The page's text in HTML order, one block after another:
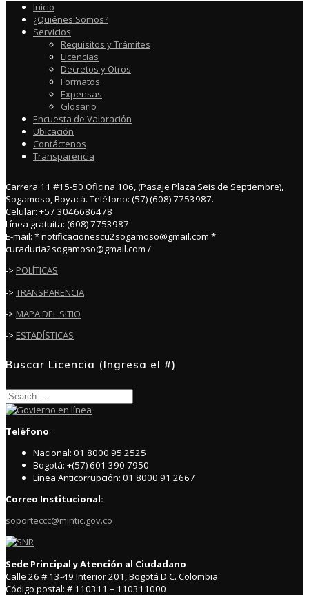
Inicio
¿Quiénes Somos?
Servicios
Requisitos y Trámites
Licencias
Decretos y Otros
Formatos
Expensas
Glosario
Encuesta de Valoración
Ubicación
Contáctenos
Transparencia
Carrera 11 #15-50 Oficina 106, (Pasaje Plaza Seis de Septiembre),
Sogamoso, Boyacá. Teléfono: (57) (608) 7753987.
Celular: +57 3046686478
Línea gratuita: (608) 7753987
E-mail: * notificacionescu2sogamoso@gmail.com *
curaduria2sogamoso@gmail.com /
-> POLÍTICAS
-> TRANSPARENCIA
-> MAPA DEL SITIO
-> ESTADÍSTICAS
Buscar Licencia (Ingresa el #)
Search
for:
Teléfono:
Nacional: 01 8000 95 2525
Bogotá: +(57) 601 390 7950
Línea Anticorrupción: 01 8000 91 2667
Correo Institucional:
soporteccc@mintic.gov.co
Sede Principal y Atención al Ciudadano
Calle 26 # 13-49 Interior 201, Bogotá D.C. Colombia.
Código postal: # 110311 – 110311000